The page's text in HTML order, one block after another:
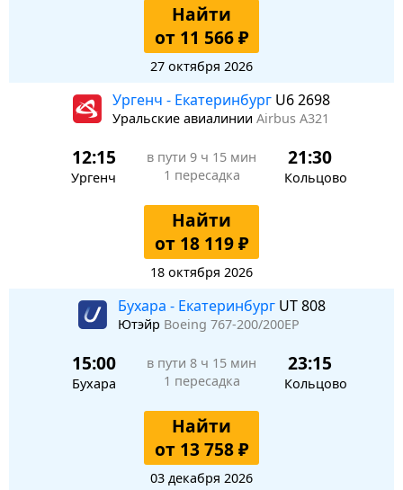
Найти
от 11 566 ₽
27 октября 2026
Ургенч - Екатеринбург U6 2698
Уральские авиалинии Airbus A321
12:15
Ургенч
в пути 9 ч 15 мин
1 пересадка
21:30
Кольцово
Найти
от 18 119 ₽
18 октября 2026
Бухара - Екатеринбург UT 808
Ютэйр Boeing 767-200/200ЕР
15:00
Бухара
в пути 8 ч 15 мин
1 пересадка
23:15
Кольцово
Найти
от 13 758 ₽
03 декабря 2026